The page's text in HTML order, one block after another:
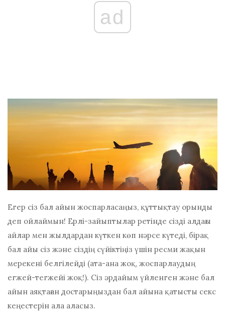
ad
Егер сіз бал айын жоспарласаңыз, құттықтау орынды
деп ойлаймын! Ерлі-зайыптылар ретінде сізді алдағы
айлар мен жылдардан күткен көп нәрсе күтеді, бірақ
бал айы сіз және сіздің сүйіктіңіз үшін ресми жақын
мерекені белгілейді (ата-ана жоқ, жоспарлаудың
егжей-тегжейі жоқ!). Сіз әрдайым үйленген және бал
айын аяқтаған достарыңыздан бал айына қатысты секс
кеңестерін ала аласыз.